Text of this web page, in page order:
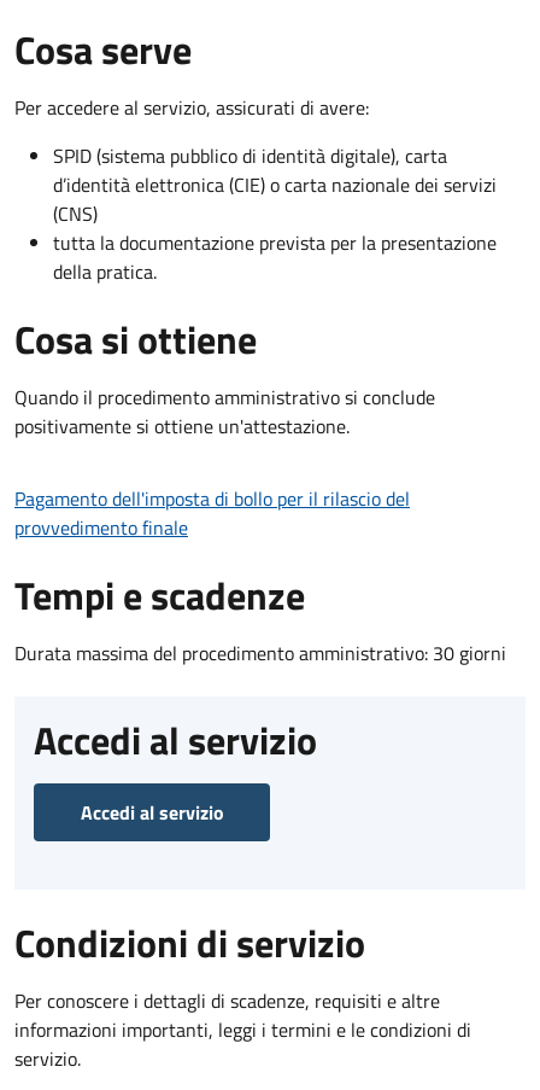
Cosa serve
Per accedere al servizio, assicurati di avere:
SPID (sistema pubblico di identità digitale), carta
d’identità elettronica (CIE) o carta nazionale dei servizi
(CNS)
tutta la documentazione prevista per la presentazione
della pratica.
Cosa si ottiene
Quando il procedimento amministrativo si conclude
positivamente si ottiene un'attestazione.
Pagamento dell'imposta di bollo per il rilascio del
provvedimento finale
Tempi e scadenze
Durata massima del procedimento amministrativo: 30 giorni
Accedi al servizio
Accedi al servizio
Condizioni di servizio
Per conoscere i dettagli di scadenze, requisiti e altre
informazioni importanti, leggi i termini e le condizioni di
servizio.